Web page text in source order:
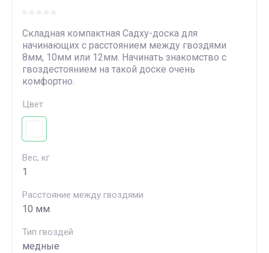
Складная компактная Садху-доска для
начинающих с расстоянием между гвоздями
8мм, 10мм или 12мм. Начинать знакомство с
гвоздестоянием на такой доске очень
комфортно.
Цвет
Вес, кг
1
Расстояние между гвоздями
10 мм
Тип гвоздей
медные